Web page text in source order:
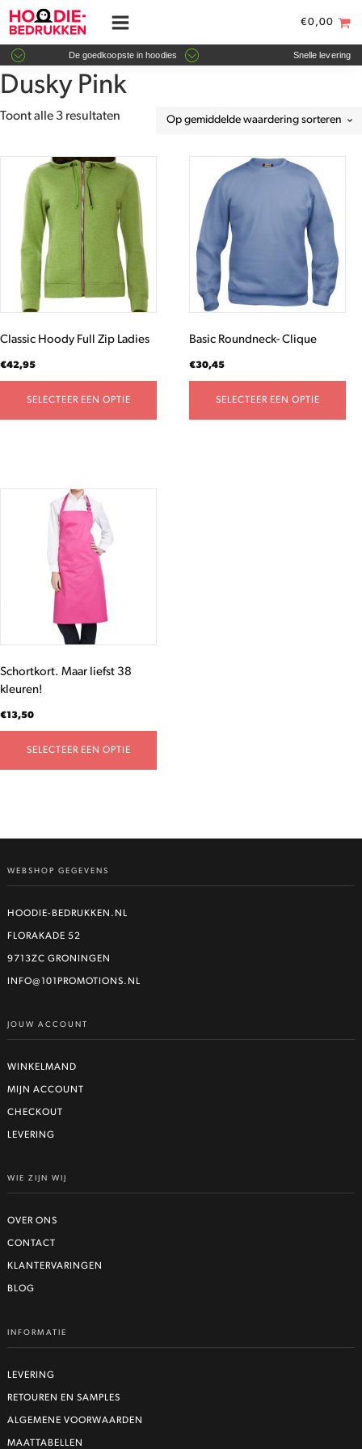
€0,00
De goedkoopste in hoodies Snelle levering
Dusky Pink
Toont alle 3 resultaten Gesorteerd
waardering
Classic Hoody Full Zip Ladies
€42,95
SELECTEER EEN OPTIE
product
heeft
meerdere
variaties.
Deze
optie
gekozen
op
de
Basic Roundneck- Clique
€30,45
SELECTEER EEN OPTIE
product
heeft
meerdere
variaties.
Deze
optie
kan
gekozen
op
de
Schortkort. Maar liefst 38
kleuren!
€13,50
SELECTEER EEN OPTIE
op
de
productpagina
WEBSHOP GEGEVENS
HOODIE-BEDRUKKEN.NL
FLORAKADE 52
9713ZC GRONINGEN
INFO@101PROMOTIONS.NL
JOUW ACCOUNT
WINKELMAND
MIJN ACCOUNT
CHECKOUT
LEVERING
WIE ZIJN WIJ
OVER ONS
CONTACT
KLANTERVARINGEN
BLOG
INFORMATIE
LEVERING
RETOUREN EN SAMPLES
ALGEMENE VOORWAARDEN
MAATTABELLEN